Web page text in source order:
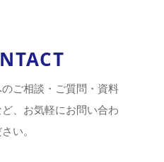
ご相談・ご質問・資料
、お気軽にお問い合わ
い。